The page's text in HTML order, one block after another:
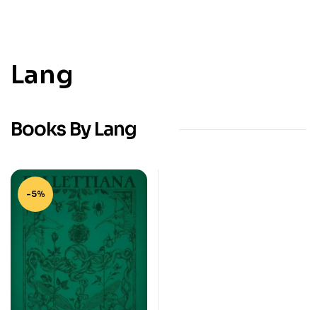
Lang
Books By Lang
-5%